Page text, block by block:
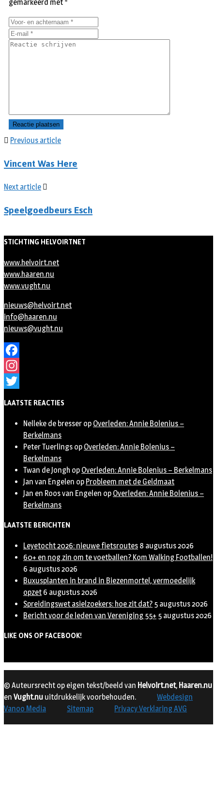
Previous article
Vincent Was Here
Next article
Speelgoedbeurs Esch
gemarkeerd met *
STICHTING HELVOIRTNET
www.helvoirt.net
www.haaren.nu
www.vught.nu
nieuws@helvoirt.net
info@haaren.nu
nieuws@vught.nu
Facebook
Instagram
LAATSTE REACTIES
Nelleke de bresser op Overleden: Annie Bolenius –
Berkelmans
Peter Tuerlings op Overleden: Annie Bolenius –
Berkelmans
Twan de Jongh op Overleden: Annie Bolenius – Berkelmans
Jan van Engelen op Probleem met de Geldmaat
Jan en Roos van Engelen op Overleden: Annie Bolenius –
Berkelmans
LAATSTE BERICHTEN
Leyetocht 2026: nieuwe fietsroutes 8 augustus 2026
60+ en nog zin om te voetballen? Kom Walking Footballen!
6 augustus 2026
Buxusplanten in brand in Biezenmortel, vermoedelijk
opzet 6 augustus 2026
Spreidingswet asielzoekers: hoe zit dat? 5 augustus 2026
Bericht voor de leden van Vereniging 55+ 5 augustus 2026
LIKE ONS OP FACEBOOK!
© Auteursrecht op eigen tekst/beeld van Helvoirt.net, Haaren.nu
en Vught.nu uitdrukkelijk voorbehouden.
Webdesign
Vanoo Media
Sitemap Privacy Verklaring AVG